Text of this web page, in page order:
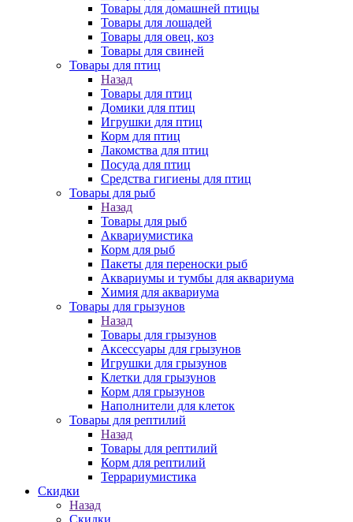
Товары для домашней птицы
Товары для лошадей
Товары для овец, коз
Товары для свиней
Товары для птиц
Назад
Товары для птиц
Домики для птиц
Игрушки для птиц
Корм для птиц
Лакомства для птиц
Посуда для птиц
Средства гигиены для птиц
Товары для рыб
Назад
Товары для рыб
Аквариумистика
Корм для рыб
Пакеты для переноски рыб
Аквариумы и тумбы для аквариума
Химия для аквариума
Товары для грызунов
Назад
Товары для грызунов
Аксессуары для грызунов
Игрушки для грызунов
Клетки для грызунов
Корм для грызунов
Наполнители для клеток
Товары для рептилий
Назад
Товары для рептилий
Корм для рептилий
Террариумистика
Скидки
Назад
Скидки